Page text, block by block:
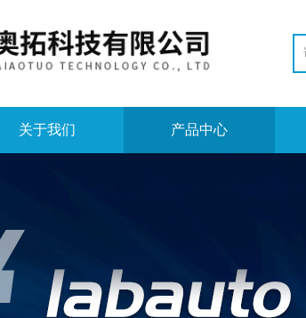
关于我们 产品中心